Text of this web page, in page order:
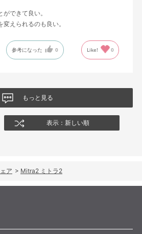
できて良い。
えられるのも良い。
参考になった 0 Like! 0
もっと見る
表示：新しい順
ア > Mitra2 ミトラ2